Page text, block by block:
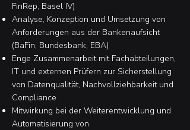
FinRep, Basel IV)
Analyse, Konzeption und Umsetzung von
Anforderungen aus der Bankenaufsicht
(BaFin, Bundesbank, EBA)
Enge Zusammenarbeit mit Fachabteilungen,
IT und externen Prüfern zur Sicherstellung
von Datenqualität, Nachvollziehbarkeit und
Compliance
Mitwirkung bei der Weiterentwicklung und
Automatisierung von